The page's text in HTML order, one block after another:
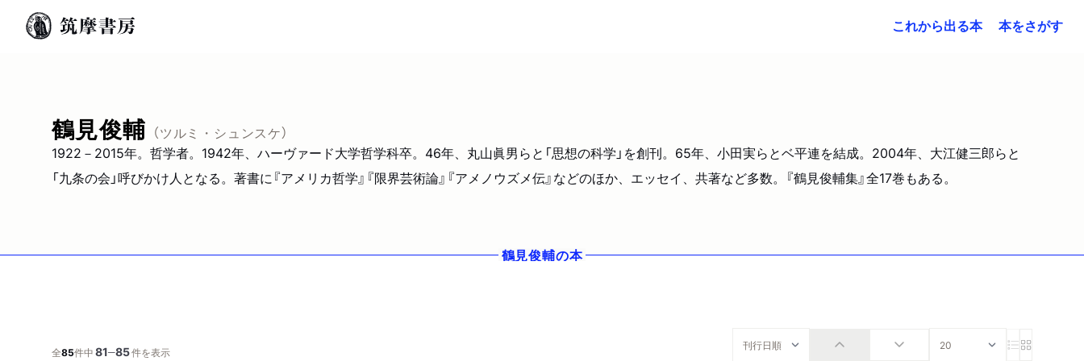
これから出る本 本をさがす
鶴見俊輔 （ツルミ・シュンスケ）
1922－2015年。哲学者。1942年、ハーヴァード大学哲学科卒。46年、丸山眞男らと「思想の科学」を創刊。65年、小田実らとベ平連を結成。2004年、大江健三郎らと
「九条の会」呼びかけ人となる。著書に『アメリカ哲学』『限界芸術論』『アメノウズメ伝』などのほか、エッセイ、共著など多数。『鶴見俊輔集』全17巻もある。
鶴見俊輔の本
全85件中81─85件を表示